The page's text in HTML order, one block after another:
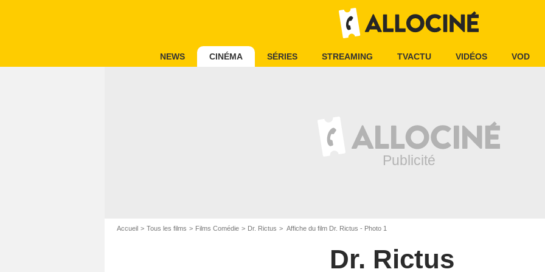
NEWS CINÉMA SÉRIES STREAMING TVACTU VIDÉOS VOD
Accueil Tous les films Films Comédie Dr. Rictus Affiche du film Dr. Rictus - Photo 1
Dr. Rictus